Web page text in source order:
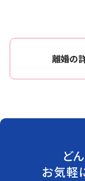
離婚の
ど
お気軽